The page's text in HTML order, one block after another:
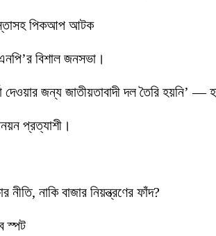
পিকআপ আটক
বিশাল জনসভা।
দেওয়ার জন্য জাতীয়তাবাদী দল তৈরি হয়নি’ —
প্রত্যাশী।
নাকি বাজার নিয়ন্ত্রণের ফাঁদ?
স্পট